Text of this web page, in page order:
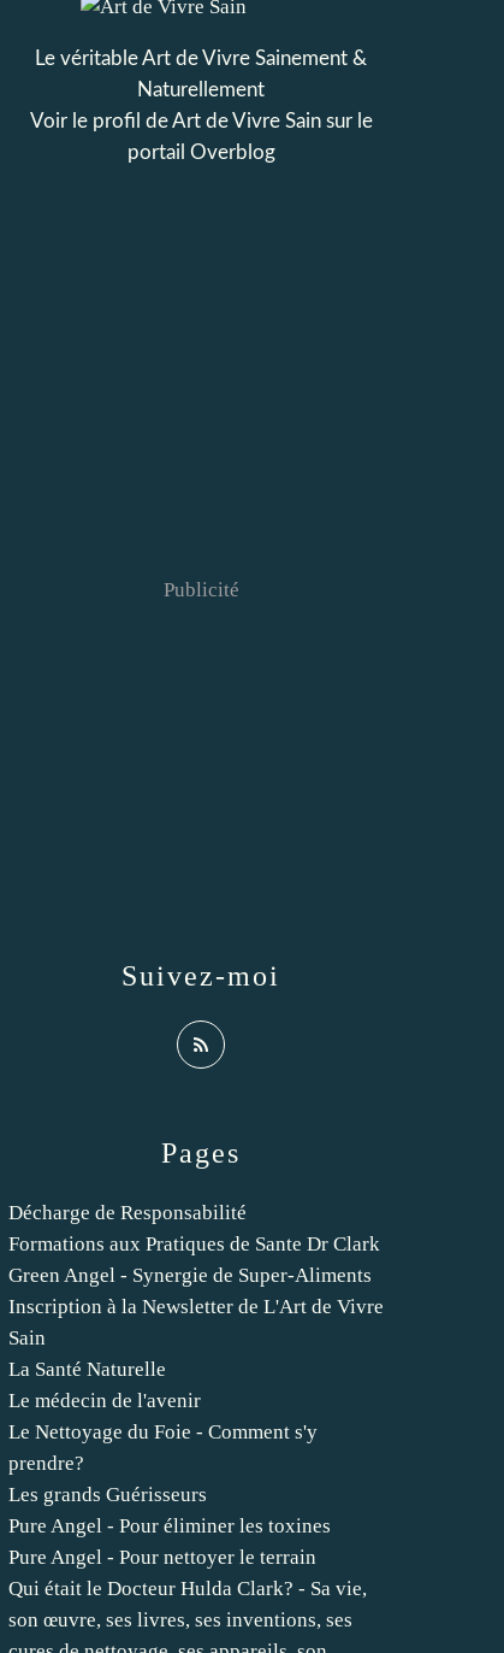
Pages
Décharge de Responsabilité
Formations aux Pratiques de Sante Dr Clark
Green Angel - Synergie de Super-Aliments
Inscription à la Newsletter de L'Art de Vivre
Sain
La Santé Naturelle
Le médecin de l'avenir
Le Nettoyage du Foie - Comment s'y
prendre?
Les grands Guérisseurs
Pure Angel - Pour éliminer les toxines
Pure Angel - Pour nettoyer le terrain
Qui était le Docteur Hulda Clark? - Sa vie,
son œuvre, ses livres, ses inventions, ses
Le véritable Art de Vivre Sainement &
Naturellement
Voir le profil deArt de Vivre Sainsur le
portail Overblog
Suivez-moi
Publicité